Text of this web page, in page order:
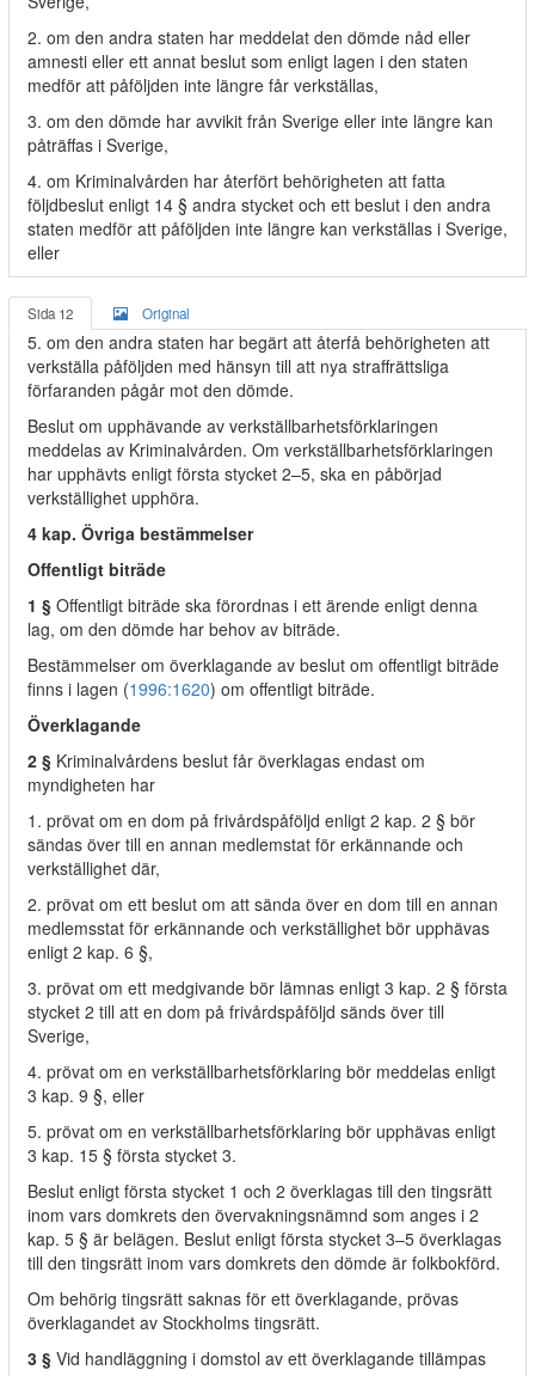
2. om den andra staten har meddelat den dömde nåd eller
amnesti eller ett annat beslut som enligt lagen i den staten
medför att påföljden inte längre får verkställas,
3. om den dömde har avvikit från Sverige eller inte längre kan
påträffas i Sverige,
4. om Kriminalvården har återfört behörigheten att fatta
följdbeslut enligt 14 § andra stycket och ett beslut i den andra
staten medför att påföljden inte längre kan verkställas i Sverige,
eller
Sida 12 Original
5. om den andra staten har begärt att återfå behörigheten att
verkställa påföljden med hänsyn till att nya straffrättsliga
förfaranden pågår mot den dömde.
Beslut om upphävande av verkställbarhetsförklaringen
meddelas av Kriminalvården. Om verkställbarhetsförklaringen
har upphävts enligt första stycket 2–5, ska en påbörjad
verkställighet upphöra.
4 kap. Övriga bestämmelser
Offentligt biträde
1 § Offentligt biträde ska förordnas i ett ärende enligt denna
lag, om den dömde har behov av biträde.
Bestämmelser om överklagande av beslut om offentligt biträde
finns i lagen (1996:1620) om offentligt biträde.
Överklagande
2 § Kriminalvårdens beslut får överklagas endast om
myndigheten har
1. prövat om en dom på frivårdspåföljd enligt 2 kap. 2 § bör
sändas över till en annan medlemstat för erkännande och
verkställighet där,
2. prövat om ett beslut om att sända över en dom till en annan
medlemsstat för erkännande och verkställighet bör upphävas
enligt 2 kap. 6 §,
3. prövat om ett medgivande bör lämnas enligt 3 kap. 2 § första
stycket 2 till att en dom på frivårdspåföljd sänds över till
Sverige,
4. prövat om en verkställbarhetsförklaring bör meddelas enligt
3 kap. 9 §, eller
5. prövat om en verkställbarhetsförklaring bör upphävas enligt
3 kap. 15 § första stycket 3.
Beslut enligt första stycket 1 och 2 överklagas till den tingsrätt
inom vars domkrets den övervakningsnämnd som anges i 2
kap. 5 § är belägen. Beslut enligt första stycket 3–5 överklagas
till den tingsrätt inom vars domkrets den dömde är folkbokförd.
Om behörig tingsrätt saknas för ett överklagande, prövas
överklagandet av Stockholms tingsrätt.
3 § Vid handläggning i domstol av ett överklagande tillämpas